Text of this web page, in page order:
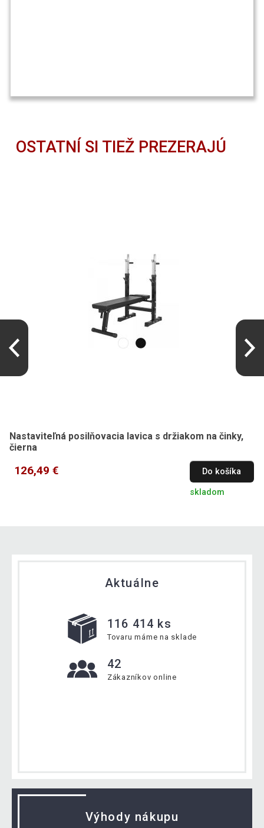
OSTATNÍ SI TIEŽ PREZERAJÚ
Nastaviteľná posilňovacia lavica s držiakom na činky,
čierna
126,49 € Do košíka
skladom
Aktuálne
116 414 ks
Tovaru máme na sklade
42
Zákazníkov online
Výhody nákupu